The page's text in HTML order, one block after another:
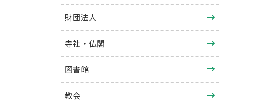
財団法人
寺社・仏閣
図書館
教会